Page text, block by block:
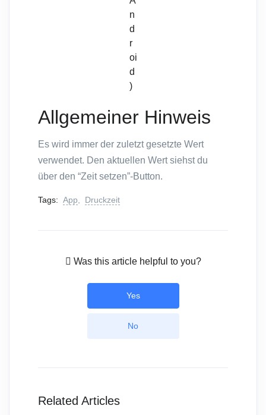
n
d
r
oi
d
)
Allgemeiner Hinweis
Es wird immer der zuletzt gesetzte Wert
verwendet. Den aktuellen Wert siehst du
über den “Zeit setzen”-Button.
Tags: App, Druckzeit
Was this article helpful to you?
Yes
No
Related Articles